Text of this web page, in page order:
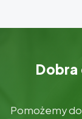
Dobra
Pomożemy